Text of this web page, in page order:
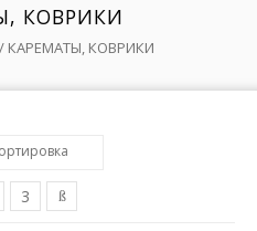
КОВРИКИ
/ КАРЕМАТЫ, КОВРИКИ
3